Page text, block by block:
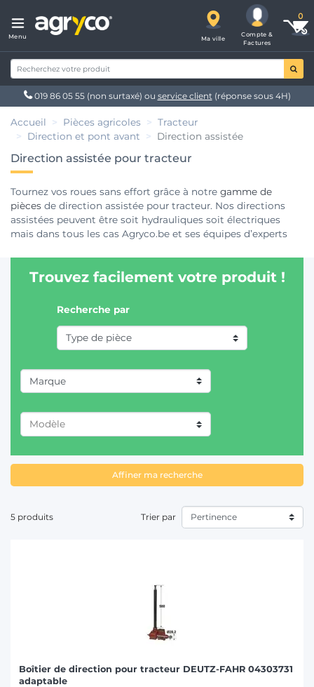
Menu Ma ville
Compte &
Factures
019 86 05 55 (non surtaxé) ou service client(réponse sous 4H)
Accueil Pièces agricoles
Tracteur
Direction et pont avant
Direction assistée
Direction assistée pour tracteur
Tournez vos roues sans effort grâce à notre gamme de
pièces de direction assistée pour tracteur. Nos directions
assistées peuvent être soit hydrauliques soit électriques
mais dans tous les cas Agryco.be et ses équipes d’experts
meilleur prix.
Trouvez facilement votre produit !
Recherche par
Marque
CASE IH (1)
DEUTZ-FAHR (1)
Affiner ma recherche
5 produits Trier par
Boîtier de direction pour tracteur DEUTZ-FAHR 04303731
adaptable